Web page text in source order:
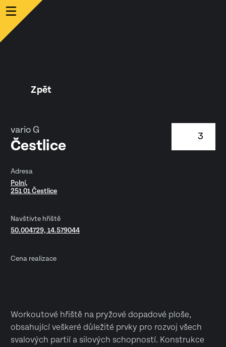
Zpět
vario G
Čestlice
3
Adresa
Polní,
251 01 Čestlice
Navštivte hřiště
50.004729, 14.579044
Cena realizace
Workoutové hřiště na pryžové dopadové ploše,
obsahující veškeré důležité prvky pro rozvoj všech
svalových partií a silových schopností. Konstrukce